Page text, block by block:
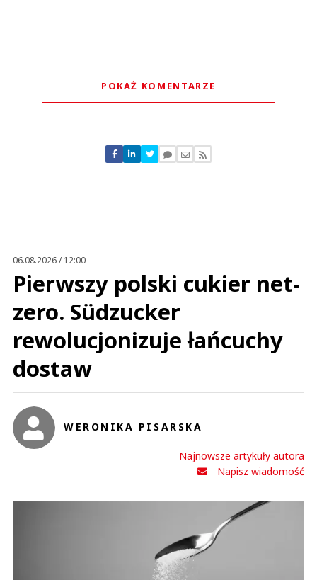
POKAŻ KOMENTARZE
Nie znaleziono komentarzy
Zostaw swoje komentarze
06.08.2026 / 12:00
Pierwszy polski cukier net-
zero. Südzucker
rewolucjonizuje łańcuchy
dostaw
WERONIKA PISARSKA
Najnowsze artykuły autora
Napisz wiadomość